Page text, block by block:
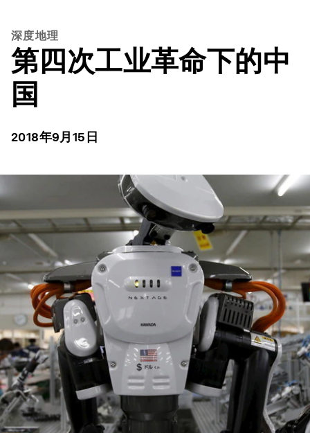
深度地理
第四次工业革命下的中
国
2018年9月15日